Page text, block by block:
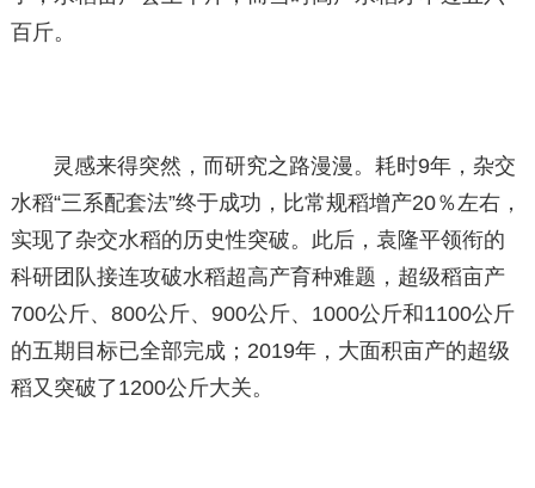
百斤。
灵感来得突然，而研究之路漫漫。耗时9年，杂交
水稻“三系配套法”终于成功，比常规稻增产20％左右，
实现了杂交水稻的历史性突破。此后，袁隆平领衔的
科研团队接连攻破水稻超高产育种难题，超级稻亩产
700公斤、800公斤、900公斤、1000公斤和1100公斤
的五期目标已全部完成；2019年，大面积亩产的超级
稻又突破了1200公斤大关。